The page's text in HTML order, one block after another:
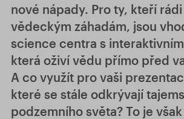
nové nápady. Pro ty, kteří
vědeckým záhadám, jsou
science centra s
která oživí vědu přímo před
A co využít pro vaši
které se stále odkrývají
podzemního světa? To je